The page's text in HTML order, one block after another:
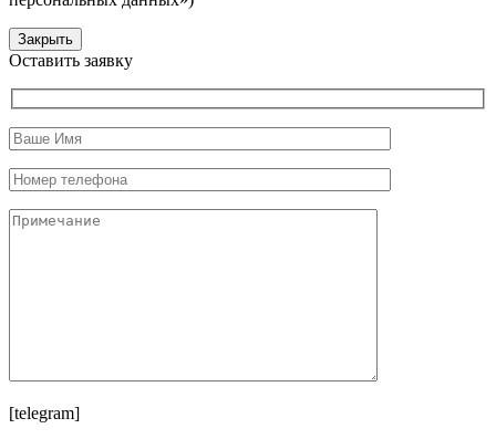
Закрыть
Оставить заявку
[telegram]